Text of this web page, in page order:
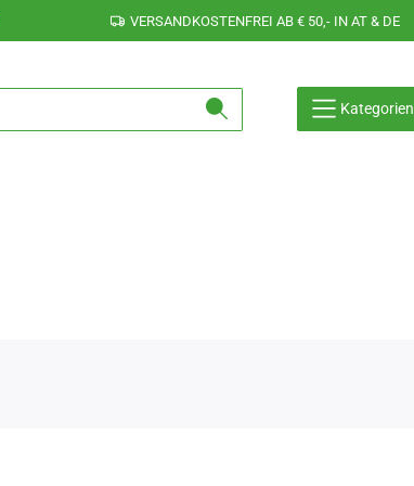
VERSANDKOSTENFREI AB € 50,- IN AT & DE
Kategorien